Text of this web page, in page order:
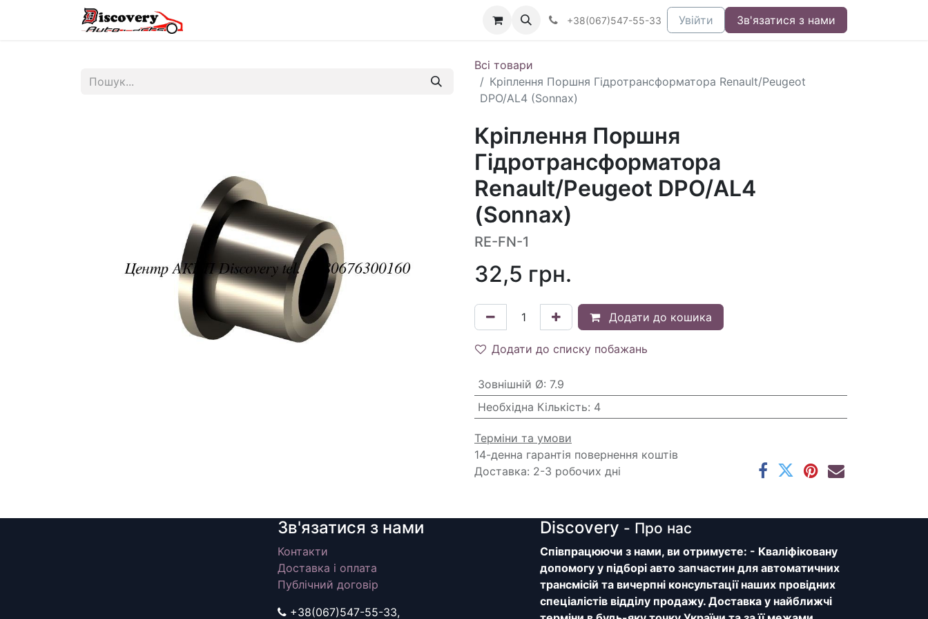
+38(067)547-55-33 Увійти Зв'язатися з нами
Всі товари
Кріплення Поршня Гідротрансформатора Renault/Peugeot
DPO/AL4 (Sonnax)
Кріплення Поршня
Гідротрансформатора
Renault/Peugeot DPO/AL4
(Sonnax)
RE-FN-1
32,5 грн.
Додати до кошика
Додати до списку побажань
Зовнішній Ø: 7.9
Необхідна Кількість: 4
Терміни та умови
14-денна гарантія повернення коштів
Доставка: 2-3 робочих дні
Зв'язатися з нами
Контакти
Доставка і оплата
Публічний договір
+38(067)547-55-33,
Discovery - Про нас
Співпрацюючи з нами, ви отримуєте: - Кваліфіковану
допомогу у підборі авто запчастин для автоматичних
трансмісій та вичерпні консультації наших провідних
спеціалістів відділу продажу. Доставка у найближчі